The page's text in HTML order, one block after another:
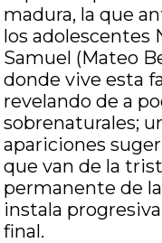
madura, la que
los adolescentes
Samuel (Mateo
donde vive esta
revelando de a
sobrenaturales;
apariciones
que van de la
permanente de
instala
final.